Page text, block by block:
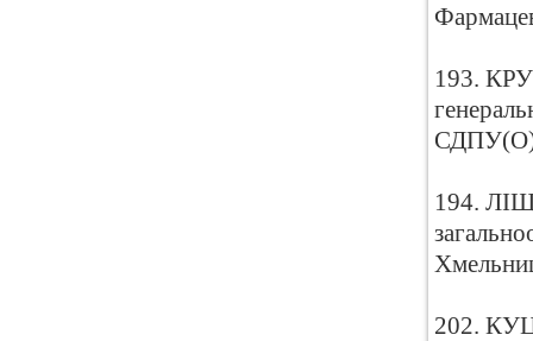
193.
194.
202.